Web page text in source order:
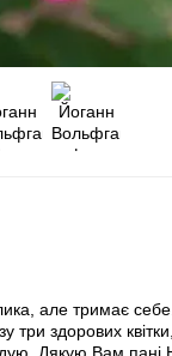
але тримає
три здорових